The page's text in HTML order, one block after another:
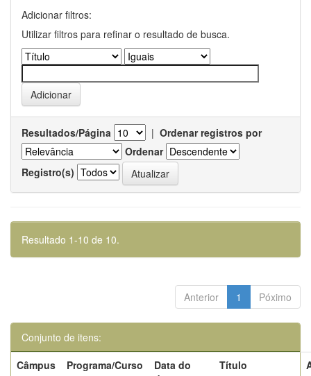
Adicionar filtros:
Utilizar filtros para refinar o resultado de busca.
Resultados/Página | Ordenar registros por
Ordenar
Registro(s)
Resultado 1-10 de 10.
Anterior 1 Póximo
Conjunto de itens:
Câmpus
Programa/Curso
Data do
Título